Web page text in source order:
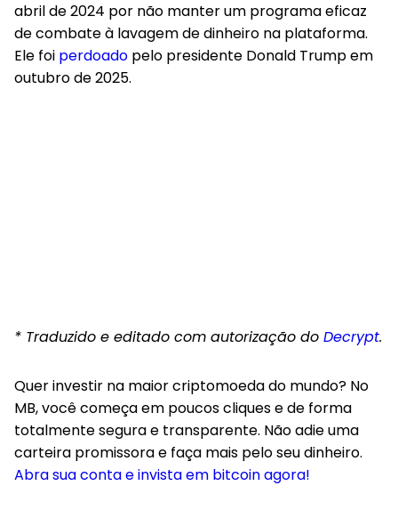
abril de 2024 por não manter um programa eficaz
de combate à lavagem de dinheiro na plataforma.
Ele foi perdoado pelo presidente Donald Trump em
outubro de 2025.
* Traduzido e editado com autorização do Decrypt.
Quer investir na maior criptomoeda do mundo? No
MB, você começa em poucos cliques e de forma
totalmente segura e transparente. Não adie uma
carteira promissora e faça mais pelo seu dinheiro.
Abra sua conta e invista em bitcoin agora!